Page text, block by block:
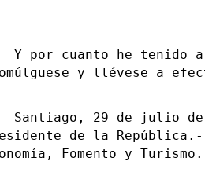
por cuanto he tenido a
y llévese a
29 de julio de
de la
Fomento y Turismo.